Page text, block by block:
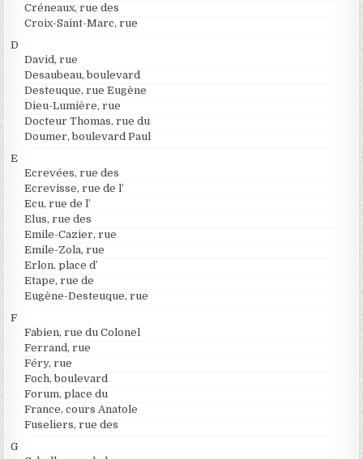
Créneaux, rue des
Croix-Saint-Marc, rue
D
David, rue
Desaubeau, boulevard
Desteuque, rue Eugène
Dieu-Lumière, rue
Docteur Thomas, rue du
Doumer, boulevard Paul
E
Ecrevées, rue des
Ecrevisse, rue de l’
Ecu, rue de l’
Elus, rue des
Emile-Cazier, rue
Emile-Zola, rue
Erlon, place d’
Etape, rue de
Eugène-Desteuque, rue
F
Fabien, rue du Colonel
Ferrand, rue
Féry, rue
Foch, boulevard
Forum, place du
France, cours Anatole
Fuseliers, rue des
G